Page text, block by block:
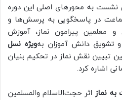
نشست به محورهای اصلی این دوره
در پاسخگویی به پرسش‌ها و
معلمین پیرامون نماز، آموزش
تشویق دانش آموزان به‌ویژه نسل
تبیین نقش نماز در تحکیم بنیان
اشاره کرد.
نمازاثر حجت‌الاسلام والمسلمین